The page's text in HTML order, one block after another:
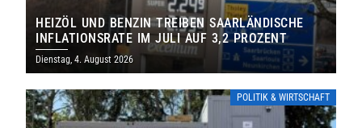
HEIZÖL UND BENZIN TREIBEN SAARLÄNDISCHE
INFLATIONSRATE IM JULI AUF 3,2 PROZENT
Dienstag, 4. August 2026
POLITIK & WIRTSCHAFT